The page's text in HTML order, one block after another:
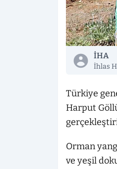
İHA
İhlas
Türkiye
Harput
Orman
ve yeşil